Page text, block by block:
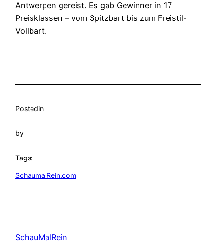
Antwerpen gereist. Es gab Gewinner in 17
Preisklassen – vom Spitzbart bis zum Freistil-
Vollbart.
Postedin
by
Tags:
SchaumalRein.com
SchauMalRein